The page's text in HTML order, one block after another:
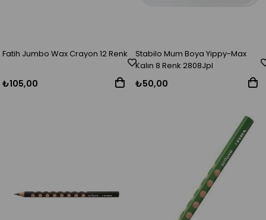
Fatih Jumbo Wax Crayon 12 Renk
₺105,00
Stabilo Mum Boya Yippy-Max
Kalın 8 Renk 2808Jpl
₺50,00